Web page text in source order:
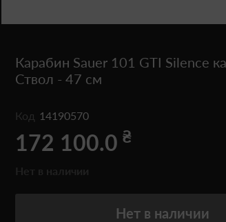
Карабин Sauer 101 GTI Silence
Ствол - 47 см
Код 14190570
172 100.0 ₴
Нет в наличии